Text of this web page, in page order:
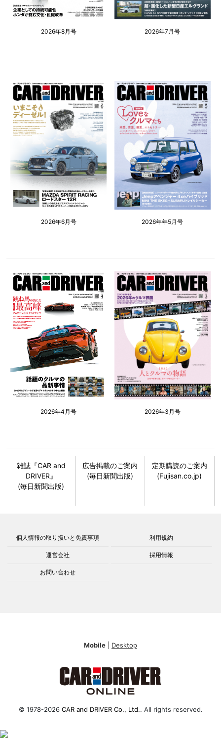
2026年8月号 2026年7月号
2026年6月号 2026年年5月号
2026年4月号 2026年3月号
雑誌『CAR and
DRIVER』
(毎日新聞出版)
広告掲載のご案内
(毎日新聞出版)
定期購読のご案内
(Fujisan.co.jp)
個人情報の取り扱いと免責事項 利用規約
運営会社 採用情報
お問い合わせ
Mobile Desktop
© 1978-2026 CAR and DRIVER Co., Ltd.. All rights reserved.